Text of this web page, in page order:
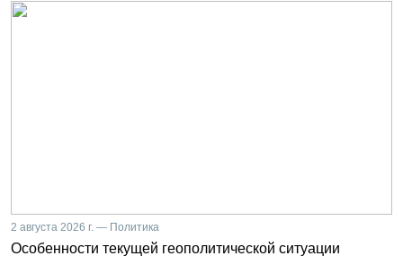
2 августа 2026 г. — Политика
Особенности текущей геополитической ситуации